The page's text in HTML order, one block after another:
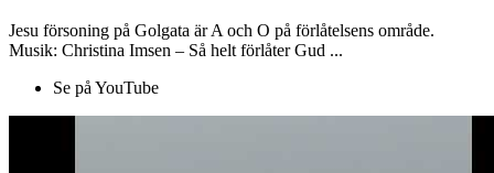
Jesu försoning på Golgata är A och O på förlåtelsens område.
Musik: Christina Imsen – Så helt förlåter Gud ...
Se på YouTube